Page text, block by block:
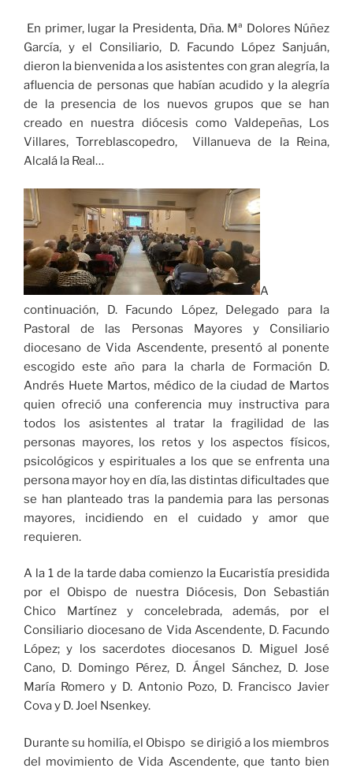
En primer, lugar la Presidenta, Dña. Mª Dolores Núñez
García, y el Consiliario, D. Facundo López Sanjuán,
dieron la bienvenida a los asistentes con gran alegría, la
afluencia de personas que habían acudido y la alegría
de la presencia de los nuevos grupos que se han
creado en nuestra diócesis como Valdepeñas, Los
Villares, Torreblascopedro, Villanueva de la Reina,
Alcalá la Real…
A
continuación, D. Facundo López, Delegado para la
Pastoral de las Personas Mayores y Consiliario
diocesano de Vida Ascendente, presentó al ponente
escogido este año para la charla de Formación D.
Andrés Huete Martos, médico de la ciudad de Martos
quien ofreció una conferencia muy instructiva para
todos los asistentes al tratar la fragilidad de las
personas mayores, los retos y los aspectos físicos,
psicológicos y espirituales a los que se enfrenta una
persona mayor hoy en día, las distintas dificultades que
se han planteado tras la pandemia para las personas
mayores, incidiendo en el cuidado y amor que
requieren.
A la 1 de la tarde daba comienzo la Eucaristía presidida
por el Obispo de nuestra Diócesis, Don Sebastián
Chico Martínez y concelebrada, además, por el
Consiliario diocesano de Vida Ascendente, D. Facundo
López; y los sacerdotes diocesanos D. Miguel José
Cano, D. Domingo Pérez, D. Ángel Sánchez, D. Jose
María Romero y D. Antonio Pozo, D. Francisco Javier
Cova y D. Joel Nsenkey.
Durante su homilía, el Obispo se dirigió a los miembros
del movimiento de Vida Ascendente, que tanto bien